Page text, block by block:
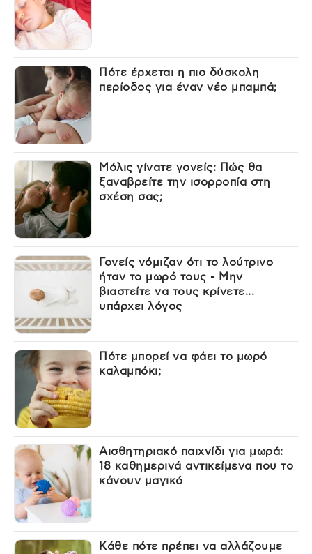
Πότε έρχεται η πιο δύσκολη
περίοδος για έναν νέο μπαμπά;
Μόλις γίνατε γονείς: Πώς θα
ξαναβρείτε την ισορροπία στη
σχέση σας;
Γονείς νόμιζαν ότι το λούτρινο
ήταν το μωρό τους - Μην
βιαστείτε να τους κρίνετε...
υπάρχει λόγος
Πότε μπορεί να φάει το μωρό
καλαμπόκι;
Αισθητηριακό παιχνίδι για μωρά:
18 καθημερινά αντικείμενα που το
κάνουν μαγικό
Κάθε πότε πρέπει να αλλάζουμε